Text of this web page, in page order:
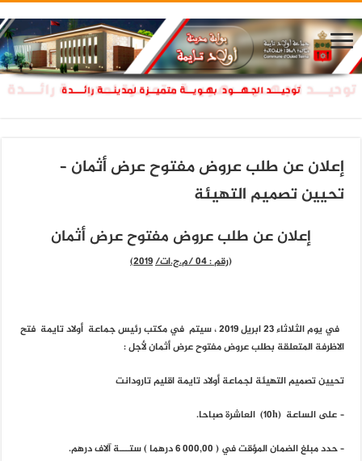
إعلان عن طلب عروض مفتوح عرض أثمان –
تحيين تصميم التهيئة
إعلان عن طلب عروض مفتوح عرض أثمان
(رقم:04 /م.ج.ات/ 2019)
في يوم الثلاثاء 23 ابريل 2019 ، سيتم في مكتب رئيس جماعة أولاد تايمة فتح
الاظرفة المتعلقة بطلب عروض مفتوح عرض أثمان لأجل:
تحيين تصميم التهيئة لجماعة أولاد تايمة اقليم تارودانت
– على الساعة(10h) العاشرة صباحا.
– حدد مبلغ الضمان المؤقت في ( 000,00 6 درهما )ستـــة آلاف درهم.